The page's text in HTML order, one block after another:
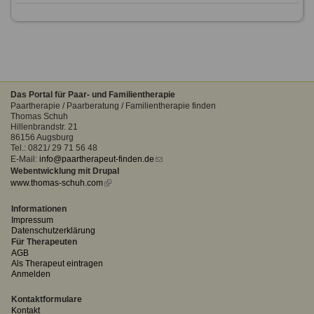
Das Portal für Paar- und Familientherapie
Paartherapie / Paarberatung / Familientherapie finden
Thomas Schuh
Hillenbrandstr. 21
86156 Augsburg
Tel.: 0821/ 29 71 56 48
E-Mail: info@paartherapeut-finden.de (link
Webentwicklung mit Drupal
www.thomas-schuh.com(link
Informationen
Impressum
Datenschutzerklärung
Für Therapeuten
AGB
Als Therapeut eintragen
Anmelden
Kontaktformulare
Kontakt